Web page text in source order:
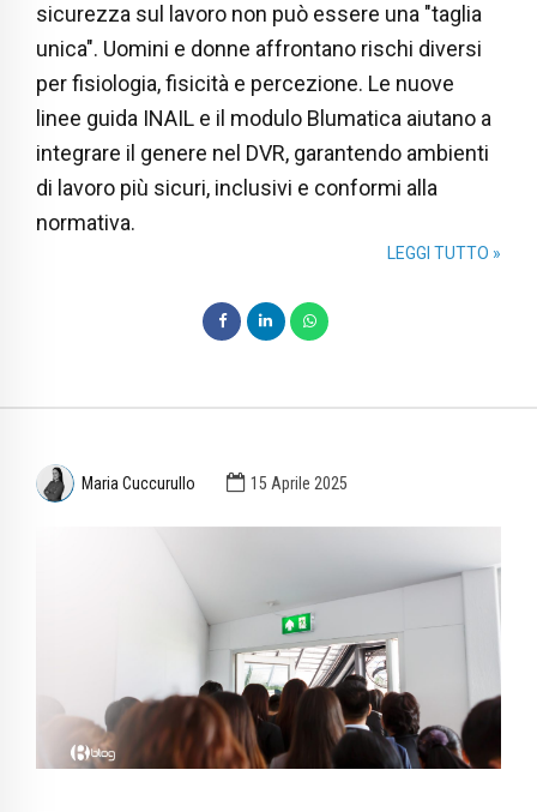
sicurezza sul lavoro non può essere una "taglia
unica". Uomini e donne affrontano rischi diversi
per fisiologia, fisicità e percezione. Le nuove
linee guida INAIL e il modulo Blumatica aiutano a
integrare il genere nel DVR, garantendo ambienti
di lavoro più sicuri, inclusivi e conformi alla
normativa.
LEGGI TUTTO »
Maria Cuccurullo 15 Aprile 2025